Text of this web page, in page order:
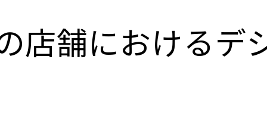
店舗におけるデ